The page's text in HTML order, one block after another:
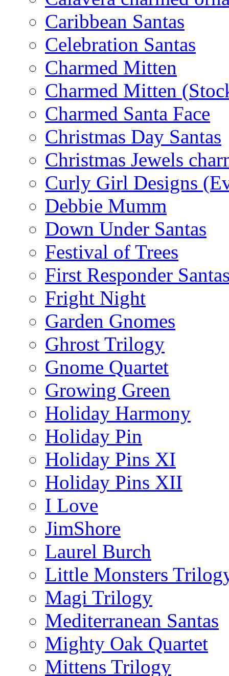
Caribbean Santas
Celebration Santas
Charmed Mitten
Charmed Mitten
Charmed Santa Face
Christmas Day Santas
Christmas Jewels
Curly Girl Designs
Debbie Mumm
Down Under Santas
Festival of Trees
First Responder
Fright Night
Garden Gnomes
Ghrost Trilogy
Gnome Quartet
Growing Green
Holiday Harmony
Holiday Pin
Holiday Pins XI
Holiday Pins XII
I Love
JimShore
Laurel Burch
Little Monsters
Magi Trilogy
Mediterranean Santas
Mighty Oak Quartet
Mittens Trilogy